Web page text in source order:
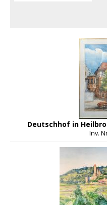
Deutschhof in
Inv.